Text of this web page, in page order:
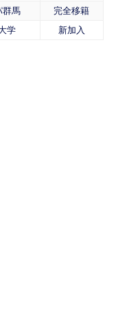
群馬
完全移籍
学 新加入